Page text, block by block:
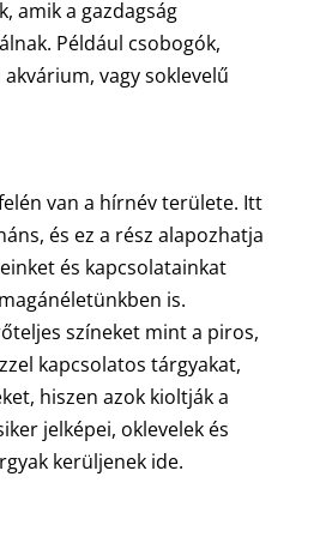
amik a gazdagság
Például csobogók,
vagy soklevelű
van a hírnév területe. Itt
és ez a rész alapozhatja
és kapcsolatainkat
is.
színeket mint a piros,
kapcsolatos tárgyakat,
hiszen azok kioltják a
jelképei, oklevelek és
kerüljenek ide.